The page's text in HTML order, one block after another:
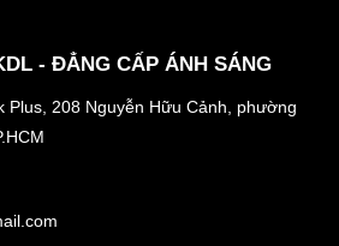
- ĐẲNG CẤP ÁNH SÁNG
208 Nguyễn Hữu Cảnh, phường